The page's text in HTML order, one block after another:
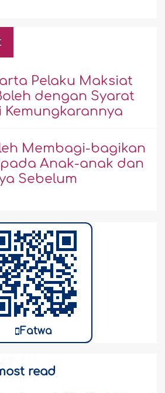
Pelaku Maksiat
dengan Syarat
Membagi-bagikan
Anak-anak dan
Sebelum
Fatwa
read